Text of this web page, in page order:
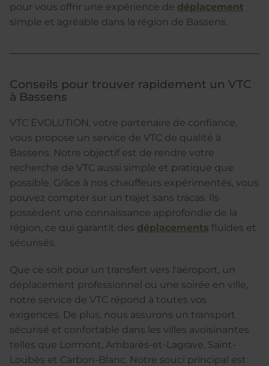
pour vous offrir une expérience de déplacement
simple et agréable dans la région de Bassens.
Conseils pour trouver rapidement un VTC
à Bassens
VTC ÉVOLUTION, votre partenaire de confiance,
vous propose un service de VTC de qualité à
Bassens. Notre objectif est de rendre votre
recherche de VTC aussi simple et pratique que
possible. Grâce à nos chauffeurs expérimentés, vous
pouvez compter sur un trajet sans tracas. Ils
possèdent une connaissance approfondie de la
région, ce qui garantit des déplacements fluides et
sécurisés.
Que ce soit pour un transfert vers l'aéroport, un
déplacement professionnel ou une soirée en ville,
notre service de VTC répond à toutes vos
exigences. De plus, nous assurons un transport
sécurisé et confortable dans les villes avoisinantes
telles que Lormont, Ambarès-et-Lagrave, Saint-
Loubès et Carbon-Blanc. Notre souci principal est